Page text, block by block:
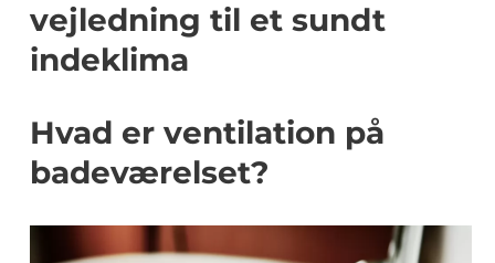
vejledning til et sundt
indeklima
Hvad er ventilation på
badeværelset?